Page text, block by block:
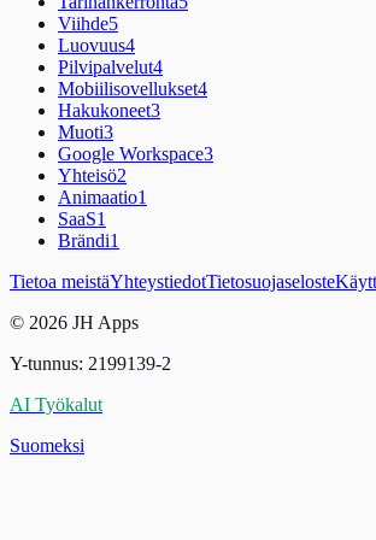
Viihde5
Luovuus4
Pilvipalvelut4
Mobiilisovellukset4
Hakukoneet3
Muoti3
Google Workspace3
Yhteisö2
Animaatio1
SaaS1
Brändi1
Tietoa meistäYhteystiedotTietosuojaseloste
© 2026 JH Apps
Y-tunnus: 2199139-2
AI Työkalut
Suomeksi